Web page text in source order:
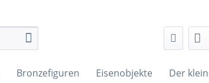
Bronzefiguren Eisenobjekte Der